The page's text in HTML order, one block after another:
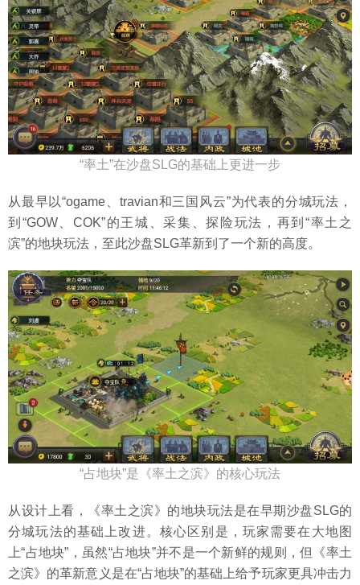
“率土”在沙盘SLG的基础上更进一步
从最早以“ogame、travian和三国风云”为代表的分城玩法，
到“GOW、COK”的王城、采集、探险玩法，再到“率土之
滨”的地块玩法，至此沙盘SLG革新到了一个新的高度。
“占地块”是《率土之滨》的核心玩法
从设计上看，《率土之滨》的地块玩法是在早期沙盘SLG的
分城玩法的基础上改进。核心区别是，玩家需要在大地图
上“占地块”，虽然“占地块”并不是一个新鲜的规则，但《率土
之滨》的革新意义是在“占地块”的基础上给予玩家更具冲击力